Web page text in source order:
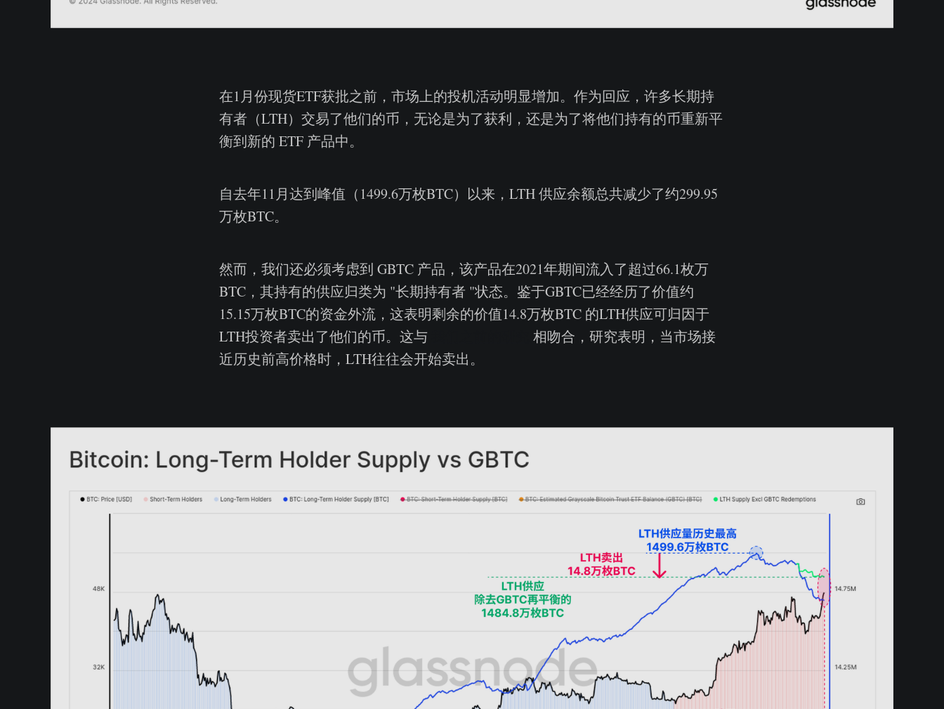
在1月份现货ETF获批之前，市场上的投机活动明显增加。作为回应，许多长期持
有者（LTH）交易了他们的币，无论是为了获利，还是为了将他们持有的币重新平
衡到新的 ETF 产品中。
自去年11月达到峰值（1499.6万枚BTC）以来，LTH 供应余额总共减少了约299.95
万枚BTC。
然而，我们还必须考虑到 GBTC 产品，该产品在2021年期间流入了超过66.1枚万
BTC，其持有的供应归类为 "长期持有者 "状态。鉴于GBTC已经经历了价值约
15.15万枚BTC的资金外流，这表明剩余的价值14.8万枚BTC 的LTH供应可归因于
LTH投资者卖出了他们的币。这与
相吻合，研究表明，当市场接
近历史前高价格时，LTH往往会开始卖出。